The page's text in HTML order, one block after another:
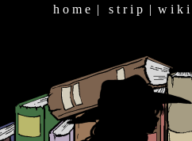
h o m e | s t r i p | w i k i